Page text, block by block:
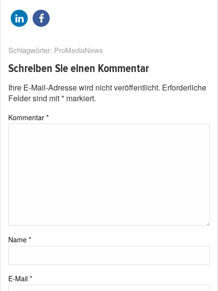
Schlagwörter: ProMediaNews
Schreiben Sie einen Kommentar
Ihre E-Mail-Adresse wird nicht veröffentlicht. Erforderliche
Felder sind mit* markiert.
Kommentar *
Name *
E-Mail *